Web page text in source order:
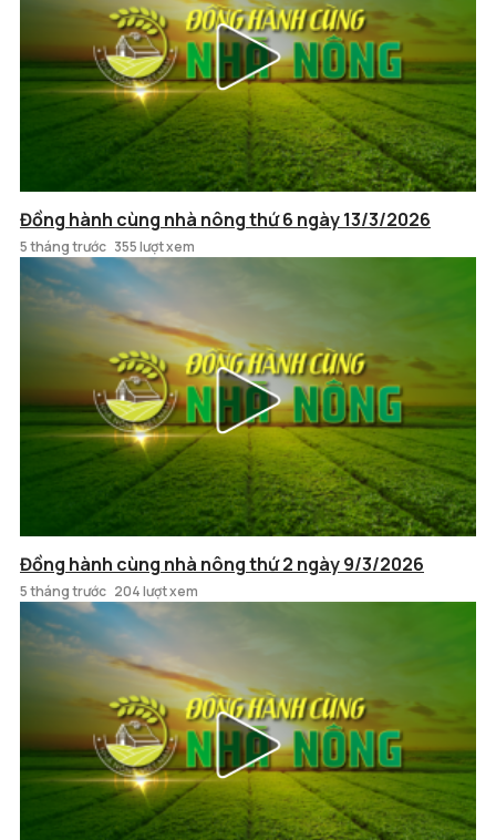
Đồng hành cùng nhà nông thứ 6 ngày 13/3/2026
5 tháng trước 355 lượt xem
Đồng hành cùng nhà nông thứ 2 ngày 9/3/2026
5 tháng trước 204 lượt xem